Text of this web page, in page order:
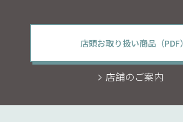
店頭お取り扱い商品（PDF）
店舗のご案内